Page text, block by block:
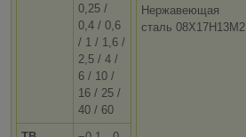
0,25 /
0,4 / 0,6
/ 1 / 1,6 /
2,5 / 4 /
6 / 10 /
16 / 25 /
40 / 60
Нержавеющая
сталь 08Х17Н13М2